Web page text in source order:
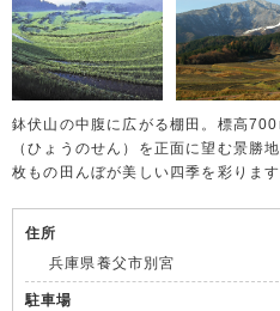
鉢伏山の中腹に広がる棚田。標高
（ひょうのせん）を正面に望む景勝
枚もの田んぼが美しい四季を彩ります
住所
兵庫県養父市別宮
駐車場